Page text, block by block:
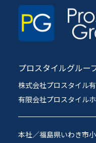
プロスタイルグルー
株式会社プロスタイル
有限会社プロスタイル
本社／福島県いわき市